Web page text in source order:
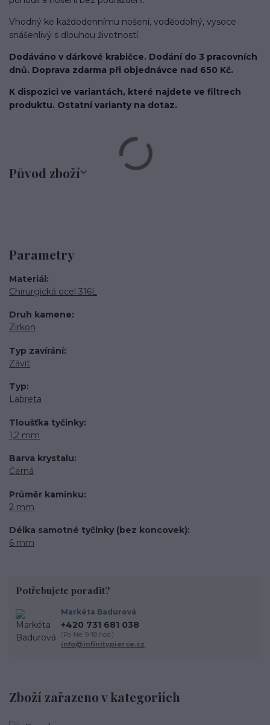
Vhodný ke každodennímu nošení, voděodolný, vysoce
snášenlivý s dlouhou životností.
Dodáváno v dárkové krabičce. Dodání do 3 pracovních
dnů. Doprava zdarma při objednávce nad 650 Kč.
K dispozici ve variantách, které najdete ve filtrech
produktu. Ostatní varianty na dotaz.
Původ zboží
Parametry
Materiál
Chirurgická ocel 316L
Druh kamene
Zirkon
Typ zavírání
Závit
Typ
Labreta
Tloušťka tyčinky
1,2 mm
Barva krystalu
Černá
Průměr kamínku
2 mm
Délka samotné tyčinky (bez koncovek)
6 mm
Zboží zařazeno v kategoriích
Potřebujete poradit?
Markéta Badurová
+420 731 681 038
(Po-Ne, 9-18 hod.)
info@infinitypierce.cz